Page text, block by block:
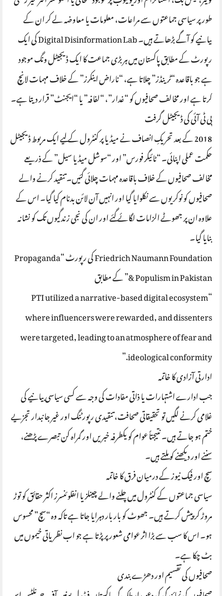
طور پر سیاسی جماعتوں سے مراعات، معلومات یا معاوضہ لے کر ان کے
بیانیے کو آگے بڑھاتے ہیں۔ Digital Disinformation Lab کی ایک
رپورٹ کے مطابق پاکستان میں ہر بڑی جماعت کا ایک ڈیجیٹل ونگ موجود
ہے جو باقاعدہ “ٹرینڈز” چلاتا ہے، “ناراض اینکرز” کے خلاف مہمات لانچ
کرتا ہے اور مخالف صحافیوں کو “غدار”، “لفافہ” یا “ایجنٹ” قرار دیتا ہے۔
پی ٹی آئی کی ڈیجیٹل گرفت
2018 کے بعد تحریکِ انصاف نے میڈیا پر کنٹرول کے لیے ایک مربوط ڈیجیٹل
حکمت عملی اپنائی۔ “ٹائیگر فورس” اور “سوشل میڈیا سیل” کے ذریعے
مخالف صحافیوں کے خلاف باقاعدہ مہمات چلائی گئیں۔ تنقید کرنے والے
صحافیوں کو نوکریوں سے نکلوایا گیا اور انہیں آن لائن بدنام کیا گیا۔ اس کے
علاوہ ان پر جھوٹے الزامات لگائے گئے اور ان کی نجی زندگیوں تک کو نشانہ
بنایا گیا۔
Friedrich Naumann Foundation کی رپورٹ “Propaganda
& Populism in Pakistan” کے مطابق
“PTI utilized a narrative-based digital ecosystem
where influencers were rewarded, and dissenters
were targeted, leading to an atmosphere of fear and
ideological conformity.”
ادارتی آزادی کا خاتمہ
جب ادارے اشتہارات یا ذاتی مفادات کی وجہ سے کسی سیاسی بیانیے کی
غلامی کرنے لگیں تو تحقیقاتی صحافت، تنقیدی رپورٹنگ اور غیر جانبدار تجزیے
ختم ہو جاتے ہیں۔ نتیجتاً عوام کو یکطرفہ خبریں اور گمراہ کن تبصرے پڑھنے،
سننے اور دیکھنے کو ملتے ہیں۔
سچ اور فیک نیوز کے درمیان فرق کا خاتمہ
سیاسی جماعتوں کے کنٹرول میں چلنے والے چینلز یا انفلوئنسرز اکثر حقائق کو توڑ
مروڑ کر پیش کرتے ہیں۔ جھوٹ کو بار بار دہرایا جاتا ہے تاکہ وہ “سچ” محسوس
ہو۔ اس کا سب سے بڑا اثر عوامی شعور پر پڑتا ہے جو اب نظریاتی خیموں میں
بٹ چکا ہے۔
صحافیوں کی تقسیم اور دھڑے بندی